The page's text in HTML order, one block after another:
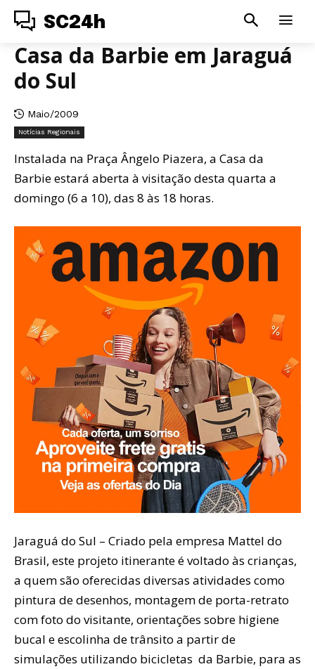
SC24h
Casa da Barbie em Jaraguá
do Sul
Maio/2009
Notícias Regionais
Instalada na Praça Ângelo Piazera, a Casa da
Barbie estará aberta à visitação desta quarta a
domingo (6 a 10), das 8 às 18 horas.
Jaraguá do Sul – Criado pela empresa Mattel do
Brasil, este projeto itinerante é voltado às crianças,
a quem são oferecidas diversas atividades como
pintura de desenhos, montagem de porta-retrato
com foto do visitante, orientações sobre higiene
bucal e escolinha de trânsito a partir de
simulações utilizando bicicletas da Barbie, para as